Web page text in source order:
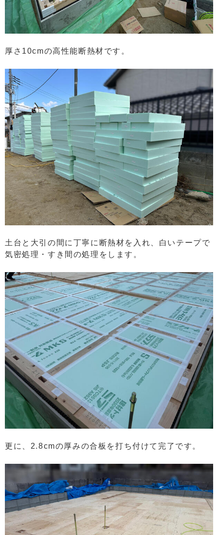
厚さ10cmの高性能断熱材です。
土台と大引の間に丁寧に断熱材を入れ、白いテープで
気密処理・すき間の処理をします。
更に、2.8cmの厚みの合板を打ち付けて完了です。